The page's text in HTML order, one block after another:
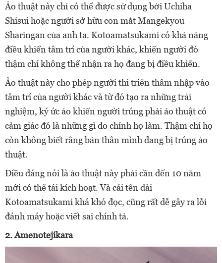
Ảo thuật này chỉ có thể được sử dụng bởi Uchiha
Shisui hoặc người sở hữu con mắt Mangekyou
Sharingan của anh ta. Kotoamatsukami có khả năng
điều khiển tâm trí của người khác, khiến người đó
thậm chí không thể nhận ra họ đang bị điều khiển.
Ảo thuật này cho phép người thi triển thâm nhập vào
tâm trí của người khác và từ đó tạo ra những trải
nghiệm, ký ức ảo khiến người trúng phải ảo thuật có
cảm giác đó là những gì do chính họ làm. Thậm chí họ
còn không biết rằng bản thân mình đang bị trúng ảo
thuật.
Điều đáng nói là ảo thuật này phải cần đến 10 năm
mới có thể tái kích hoạt. Và cái tên dài
Kotoamatsukami khá khó đọc, cũng rất dễ gây ra lỗi
đánh máy hoặc viết sai chính tả.
2. Amenotejikara